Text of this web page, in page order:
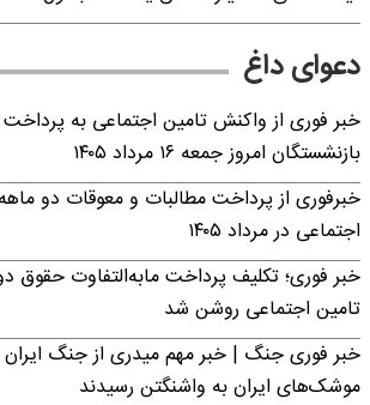
دعوای داغ
خبر فوری از واکنش تامین اجتماعی به پرداخت
بازنشستگان امروز جمعه ۱۶ مرداد ۱۴۰۵
خبرفوری از پرداخت مطالبات و معوقات دو
اجتماعی در مرداد ۱۴۰۵
خبر فوری؛ تکلیف پرداخت مابه‌التفاوت حقوق
تامین اجتماعی روشن شد
خبر فوری جنگ | خبر مهم میدری از جنگ ایران
موشک‌های ایران به واشنگتن رسیدند